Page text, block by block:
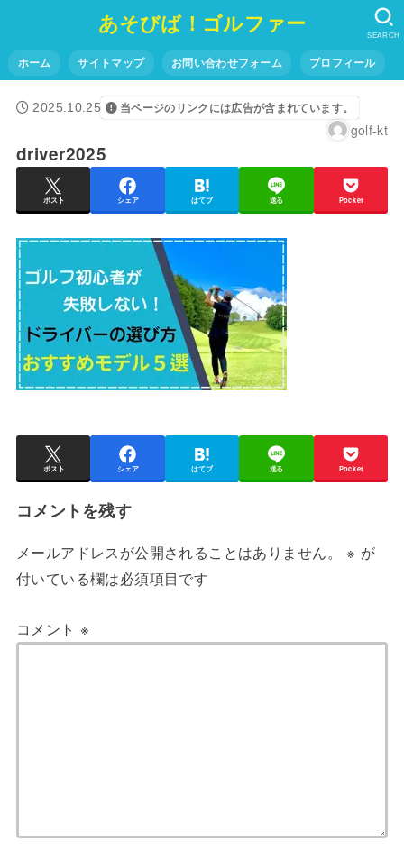
あそびば！ゴルファー
ホーム サイトマップ お問い合わせフォーム プロフィール
SEARCH
2025.10.25 当ページのリンクには広告が含まれています。
golf-kt
driver2025
ポスト シェア はてブ 送る Pocket
ポスト シェア はてブ 送る Pocket
コメントを残す
メールアドレスが公開されることはありません。 ※ が
付いている欄は必須項目です
コメント ※